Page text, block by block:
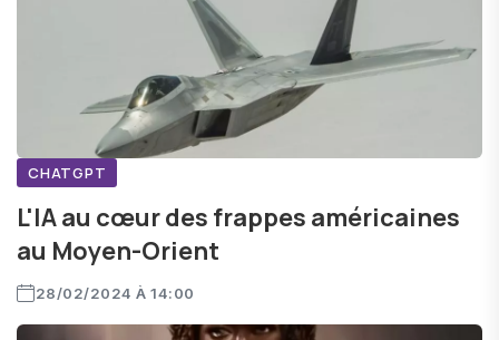
CHATGPT
L'IA au cœur des frappes américaines
au Moyen-Orient
28/02/2024 À 14:00